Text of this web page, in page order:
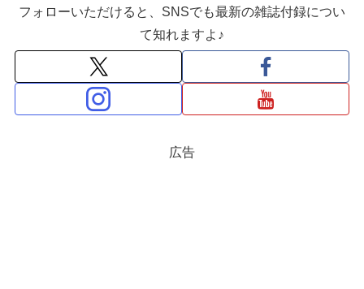
フォローいただけると、SNSでも最新の雑誌付録につい
て知れますよ♪
広告